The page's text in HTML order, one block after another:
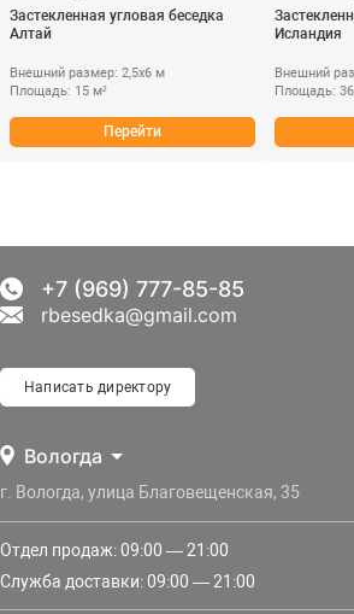
Застекленная угловая беседка
Алтай
Внешний размер: 2,5х6 м
Площадь: 15 м²
Перейти
Исландия
Внешний
Площадь:
Вологда
г. Вологда, улица Благовещенская, 35
Отдел продаж: 09:00 — 21:00
Служба доставки: 09:00 — 21:00
Написать директору
+7 (969) 777-85-85
rbesedka@gmail.com